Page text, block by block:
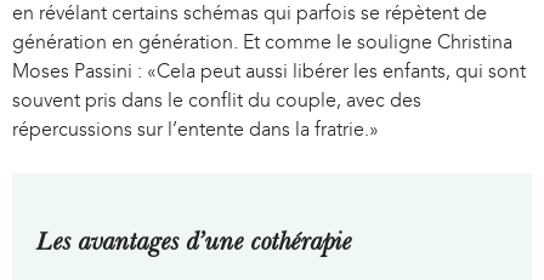
en révélant certains schémas qui parfois se répètent de
génération en génération. Et comme le souligne Christina
Moses Passini : «Cela peut aussi libérer les enfants, qui sont
souvent pris dans le conflit du couple, avec des
répercussions sur l’entente dans la fratrie.»
Les avantages d’une cothérapie